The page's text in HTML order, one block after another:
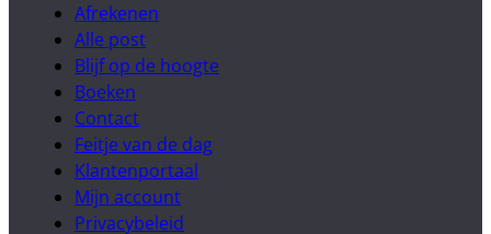
Afrekenen
Alle post
Blijf op de hoogte
Boeken
Contact
Feitje van de dag
Klantenportaal
Mijn account
Privacybeleid